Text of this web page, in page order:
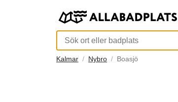
Kalmar Nybro Boasjö